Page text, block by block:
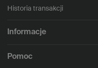
Historia transakcji
Informacje
Pomoc